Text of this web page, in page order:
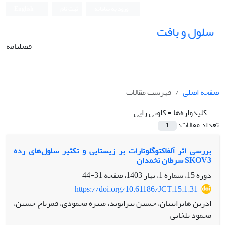
سلول و بافت
فصلنامه
صفحه اصلی
فهرست مقالات
کلیدواژه‌ها =کلونی زایی
تعداد مقالات:
1
بررسی اثر آلفاکتوگلوتارات بر زیستایی و تکثیر سلول‌های رده
SKOV3 سرطان تخمدان
دوره 15، شماره 1، بهار 1403، صفحه
31-44
https://doi.org/10.61186/JCT.15.1.31
ادرین هایراپتیان، حسین بیرانوند، منیره محمودی، قمرتاج حسین،
محمود تلخابی